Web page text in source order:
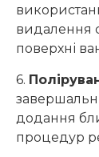
видалення
поверхні
6.
додання
процедур